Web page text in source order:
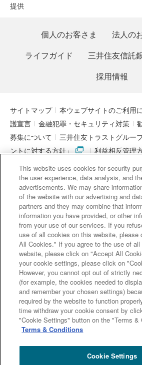
提供
個人のお客さま
法人の
ライフガイド
三井住友信託
採用情報
サイトマップ 本ウェブサイトのご利用
護宣言
金融犯罪・セキュリティ対策
募集について
三井住友トラストグルー
ントに対する方針」
利益相反管理
家制度に関する期限日
電子決済等代行
「マネー・ローンダリング及びテロ資金
ライン」を踏まえた取り組み
アクセシ
契約代理業・銀行代理業・外国銀行代理
等と預金等との誤認防止について
三井住友信託銀行
金融機関コード :
登録金融機関 関東財務局長（
加入協会： 日本証券業協会、一般社団
一般社団法人 金融先物取
This website uses cookies for security
the user experience, data analysis, and
advertisements. We may share
of the website with our advertising and
partners and they may combine that
information you have provided, or other
from your use of our services. If you
use of all cookies on this website, please
All Cookies." If you agree to the use of
website, please click on "Accept All
your cookie settings, please click on
However, you cannot opt out of strictly
(for example, the cookies needed to
and remember your chosen settings)
required by the website to function
time withdraw your cookie consent by
"Cookie Settings" button on the "Terms &
Terms & Conditions
Cookie Settings